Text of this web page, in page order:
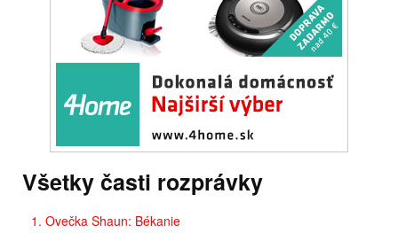
Všetky časti rozprávky
1. Ovečka Shaun: Békanie